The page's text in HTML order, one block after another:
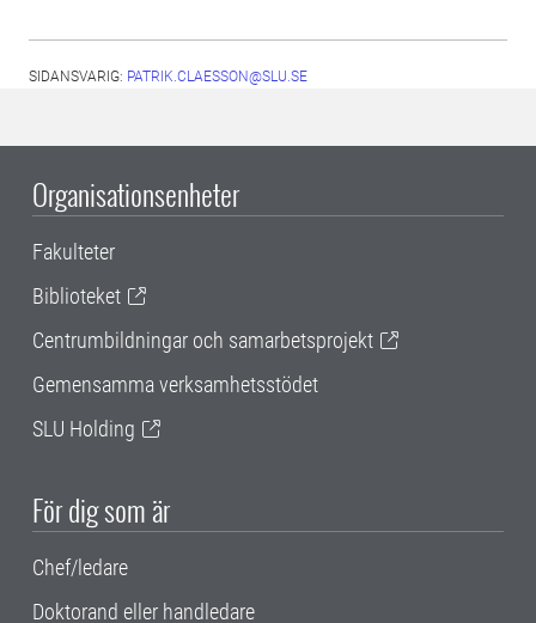
SIDANSVARIG: PATRIK.CLAESSON@SLU.SE
Organisationsenheter
Fakulteter
Biblioteket
Centrumbildningar och samarbetsprojekt
Gemensamma verksamhetsstödet
SLU Holding
För dig som är
Chef/ledare
Doktorand eller handledare